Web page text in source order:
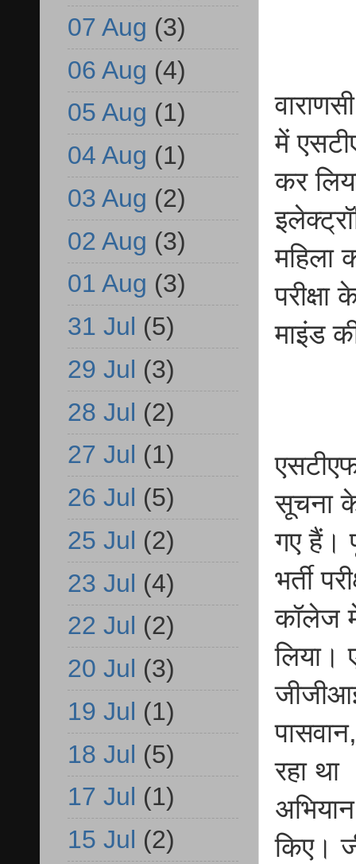
में
कर
महिला
माइंड
सूचना के
गए हैं।
भर्ती
कॉलेज
लिया।
रहा
किए।
07 Aug (3)
06 Aug (4)
05 Aug (1)
04 Aug (1)
03 Aug (2)
02 Aug (3)
01 Aug (3)
31 Jul (5)
29 Jul (3)
28 Jul (2)
27 Jul (1)
26 Jul (5)
25 Jul (2)
23 Jul (4)
22 Jul (2)
20 Jul (3)
19 Jul (1)
18 Jul (5)
17 Jul (1)
15 Jul (2)